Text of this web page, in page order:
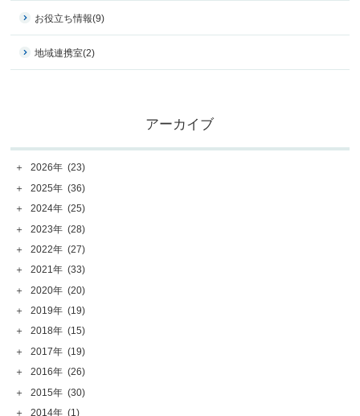
お役立ち情報(9)
地域連携室(2)
アーカイブ
＋ 2026年 (23)
＋
2025年 (36)
＋
2024年 (25)
＋
2023年 (28)
＋
2022年 (27)
＋
2021年 (33)
＋
2020年 (20)
＋
2019年 (19)
＋
2018年 (15)
＋
2017年 (19)
＋
2016年 (26)
＋
2015年 (30)
＋
2014年 (1)